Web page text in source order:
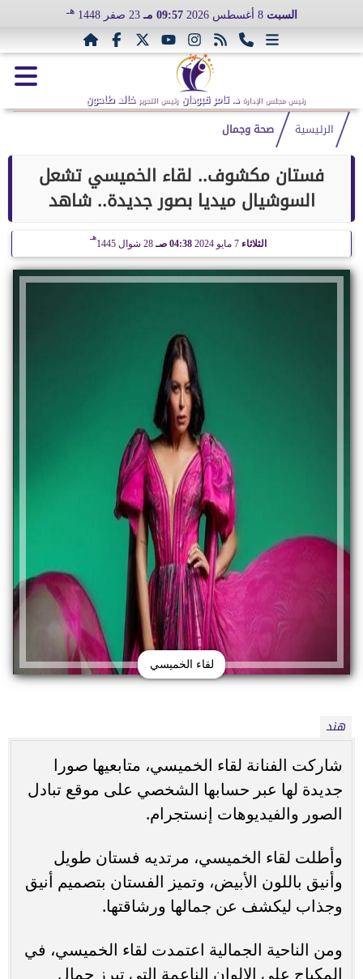
السبت 8 أغسطس 2026 09:57 مـ 23 صفر 1448 هـ
رئيس مجلس الإدارة د. تامر قبودان رئيس التحرير خالد طاحون
الرئيسية صحة وجمال
فستان مكشوف.. لقاء الخميسي تشعل
السوشيال ميديا بصور جديدة.. شاهد
الثلاثاء 04:38 صـ 28 شوال 1445
هـ
لقاء الخميسي
هند
شاركت الفنانة لقاء الخميسي، متابعيها صورا
جديدة لها عبر حسابها الشخصي على موقع تبادل
الصور والفيديوهات إنستجرام.
وأطلت لقاء الخميسي، مرتديه فستان طويل
وأنيق باللون الأبيض، وتميز الفستان بتصميم أنيق
وجذاب ليكشف عن جمالها ورشاقتها.
ومن الناحية الجمالية اعتمدت لقاء الخميسي، في
المكياج على الالوان الناعمة التي تبرز جمال